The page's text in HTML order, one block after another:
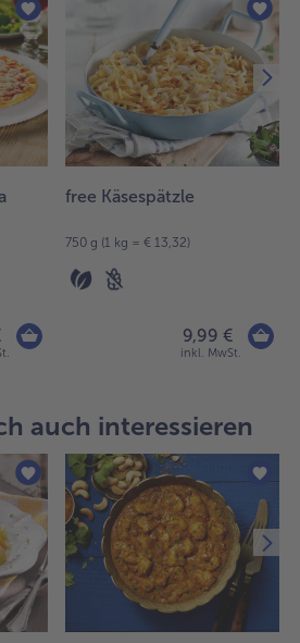
free Käsespätzle
750 g (1 kg = € 13,32)
9,99 €
inkl. MwSt.
auch interessieren